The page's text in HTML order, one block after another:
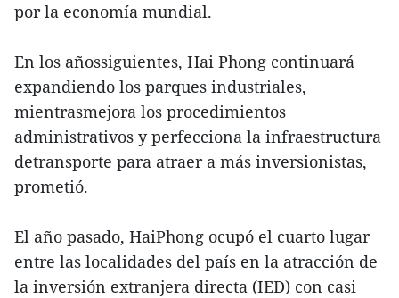
por la economía mundial.
En los añossiguientes, Hai Phong continuará
expandiendo los parques industriales,
mientrasmejora los procedimientos
administrativos y perfecciona la infraestructura
detransporte para atraer a más inversionistas,
prometió.
El año pasado, HaiPhong ocupó el cuarto lugar
entre las localidades del país en la atracción de
la inversión extranjera directa (IED) con casi